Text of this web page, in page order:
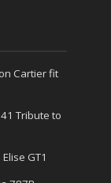
Cartier fit
Tribute to
GT1